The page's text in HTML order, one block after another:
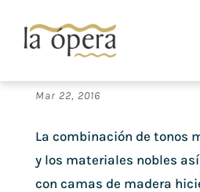
Sencillez y elegancia para
Mar 22, 2016
La combinación de tonos
y los materiales nobles
con camas de madera